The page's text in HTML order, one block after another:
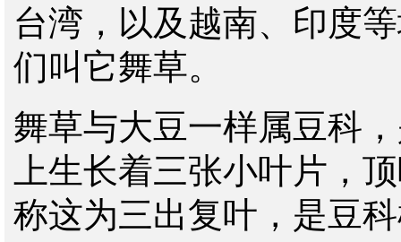
台湾，以及越南、印度
们叫它舞草。
舞草与大豆一样属豆科
上生长着三张小叶片，
称这为三出复叶，是豆